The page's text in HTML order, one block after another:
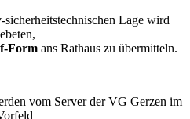
Lage wird
Formans Rathaus zu übermitteln.
vom Server der VG Gerzen im